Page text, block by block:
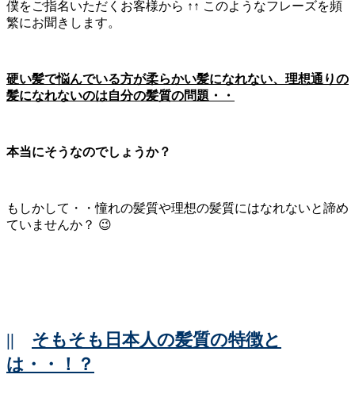
僕をご指名いただくお客様から ↑↑ このようなフレーズを頻
繁にお聞きします。
硬い髪で悩んでいる方が柔らかい髪になれない、理想通りの
髪になれないのは自分の髪質の問題・・
本当にそうなのでしょうか？
もしかして・・憧れの髪質や理想の髪質にはなれないと諦め
ていませんか？ 😉
|| そもそも日本人の髪質の特徴と
は・・！？